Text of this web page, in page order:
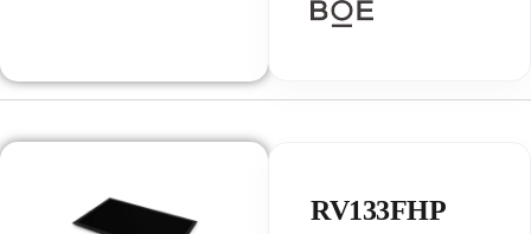
RV133FHP